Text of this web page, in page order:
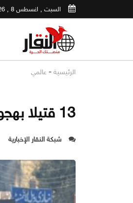
السبت , اغسطس 8 , 2026
الرئيسية - عالمي
13 قتيلا بهجوم على قاعدة عسكرية في باكستان
شبكة النقار الإخبارية